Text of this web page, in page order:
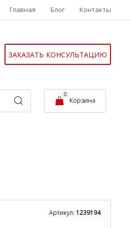
Главная Блог Контакты
ЗАКАЗАТЬ КОНСУЛЬТАЦИЮ
0
Корзина
Артикул: 1239194